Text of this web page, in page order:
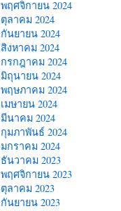
พฤศจิกายน 2024
ตุลาคม 2024
กันยายน 2024
สิงหาคม 2024
กรกฎาคม 2024
มิถุนายน 2024
พฤษภาคม 2024
เมษายน 2024
มีนาคม 2024
กุมภาพันธ์ 2024
มกราคม 2024
ธันวาคม 2023
พฤศจิกายน 2023
ตุลาคม 2023
กันยายน 2023